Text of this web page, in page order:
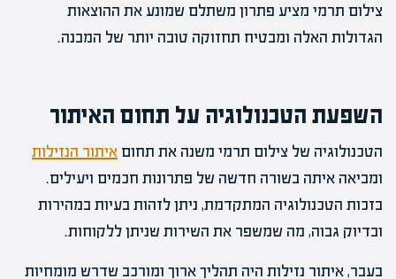
צילום תרמי מציע פתרון משתלם שמונע את ההוצאות
הגדולות האלה ומבטיח תחזוקה טובה יותר של המבנה.
השפעת הטכנולוגיה על תחום האיתור
הטכנולוגיה של צילום תרמי משנה את תחום איתור הנזילות
ומביאה איתה בשורה חדשה של פתרונות חכמים ויעילים.
בזכות הטכנולוגיה המתקדמת, ניתן לזהות בעיות במהירות
ובדיוק גבוה, מה שמשפר את השירות שניתן ללקוחות.
בעבר, איתור נזילות היה תהליך ארוך ומורכב שדרש מומחיות